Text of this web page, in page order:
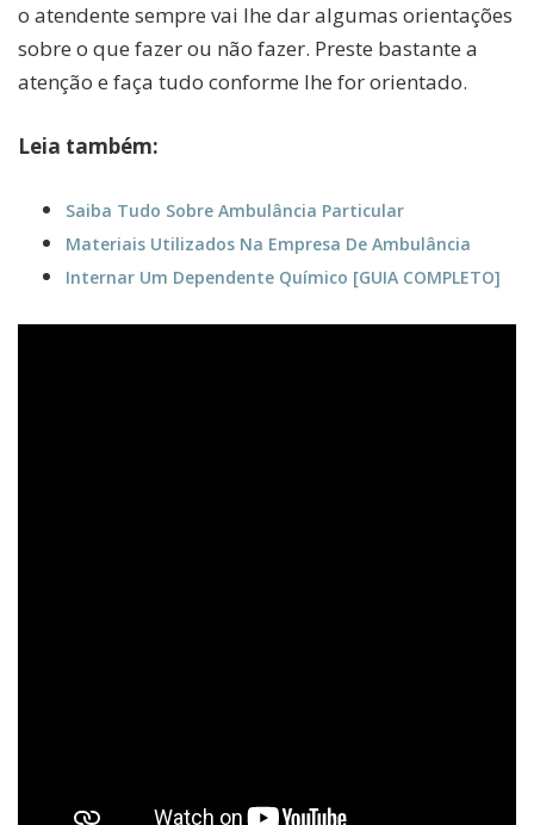
o atendente sempre vai lhe dar algumas orientações
sobre o que fazer ou não fazer. Preste bastante a
atenção e faça tudo conforme lhe for orientado.
Leia também:
Saiba Tudo Sobre Ambulância Particular
Materiais Utilizados Na Empresa De Ambulância
Internar Um Dependente Químico [GUIA COMPLETO]